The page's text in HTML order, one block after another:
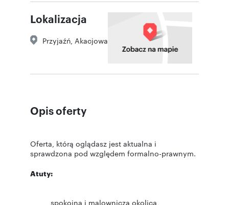
Lokalizacja
Przyjaźń Akacjowa
Opis oferty
Oferta, którą oglądasz jest aktualna i
sprawdzona pod względem formalno-prawnym.
Atuty:
spokojna i malownicza okolica,